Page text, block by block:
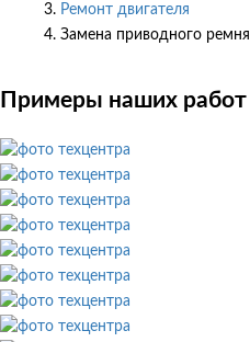
Ремонт двигателя
Замена приводного ремня
Примеры наших работ